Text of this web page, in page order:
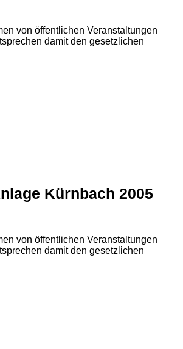
1 2
von öffentlichen Veranstaltungen
damit den gesetzlichen
Kürnbach 2005
von öffentlichen Veranstaltungen
damit den gesetzlichen